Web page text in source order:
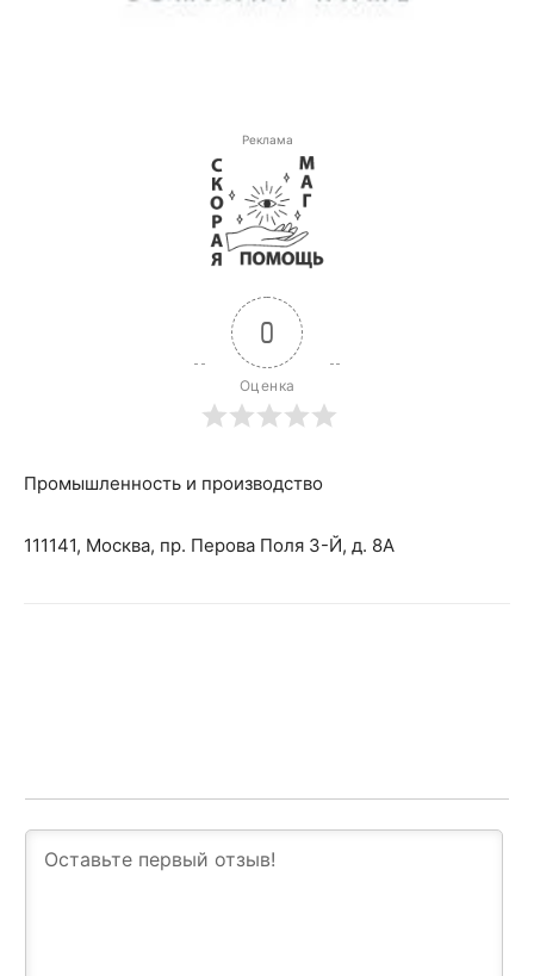
Реклама
0
Оценка
Промышленность и производство
111141, Москва, пр. Перова Поля 3-Й, д. 8А